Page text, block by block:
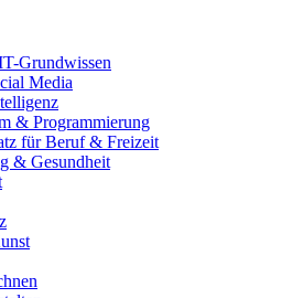
Grundwissen
Media
& Programmierung
für Beruf & Freizeit
& Gesundheit